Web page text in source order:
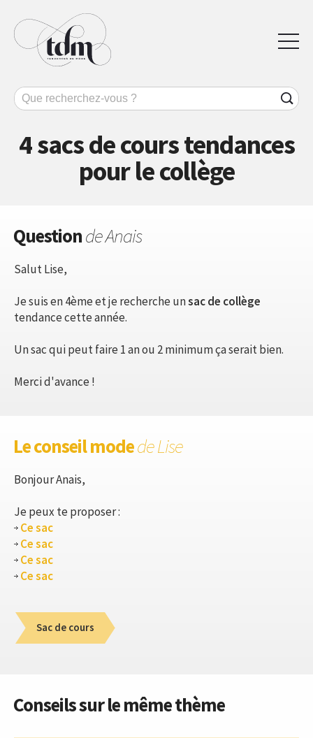
4 sacs de cours tendances
pour le collège
Questionde Anais
Salut Lise,
Je suis en 4ème et je recherche unsac de collège
tendance cette année.
Un sac qui peut faire 1 an ou 2 minimum ça serait bien.
Merci d'avance !
Le conseil modede Lise
Bonjour Anais,
Je peux te proposer :
Ce sac
Ce sac
Ce sac
Ce sac
Sac de cours
Conseils sur le même thème